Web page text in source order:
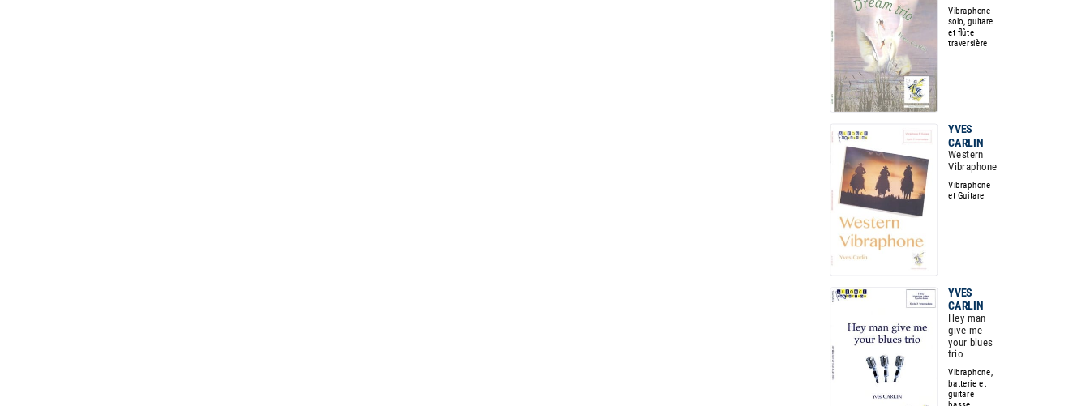
Vibraphone
solo, guitare
et flûte
traversière
YVES
CARLIN
Western
Vibraphone
Vibraphone
et Guitare
YVES
CARLIN
Hey man
give me
your blues
trio
Vibraphone,
batterie et
guitare